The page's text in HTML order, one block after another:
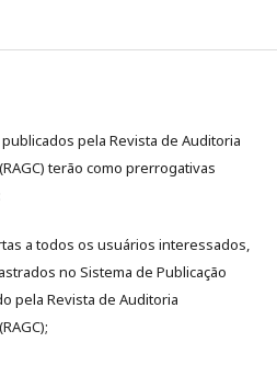
pela Revista de Auditoria
terão como prerrogativas
a todos os usuários interessados,
no Sistema de Publicação
pela Revista de Auditoria